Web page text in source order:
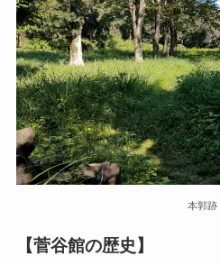
本郭跡
【菅谷館の歴史】